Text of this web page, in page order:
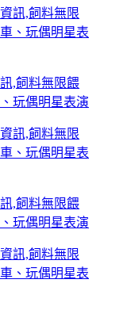
,飼料無限餵
玩偶明星表演
,飼料無限餵
玩偶明星表演